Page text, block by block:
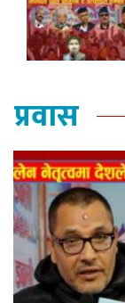
प्रवास